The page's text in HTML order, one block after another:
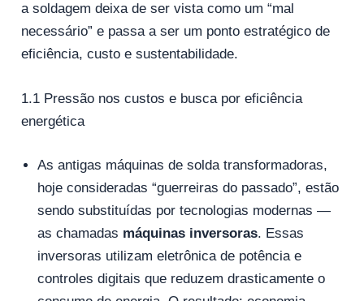
a soldagem deixa de ser vista como um “mal
necessário” e passa a ser um ponto estratégico de
eficiência, custo e sustentabilidade.
1.1 Pressão nos custos e busca por eficiência
energética
As antigas máquinas de solda transformadoras,
hoje consideradas “guerreiras do passado”, estão
sendo substituídas por tecnologias modernas —
as chamadas máquinas inversoras. Essas
inversoras utilizam eletrônica de potência e
controles digitais que reduzem drasticamente o